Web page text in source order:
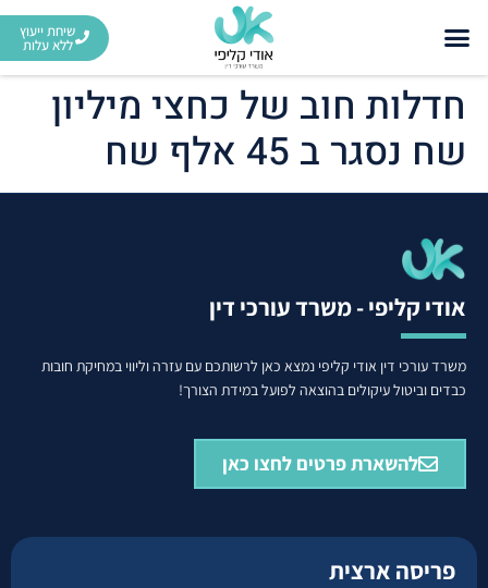
שיחת ייעוץ
ללא עלות
חדלות חוב של כחצי מיליון
שח נסגר ב 45 אלף שח
אודי קליפי - משרד עורכי דין
משרד עורכי דין אודי קליפי נמצא כאן לרשותכם עם עזרה וליווי במחיקת חובות
כבדים וביטול עיקולים בהוצאה לפועל במידת הצורך!
להשארת פרטים לחצו כאן
פריסה ארצית